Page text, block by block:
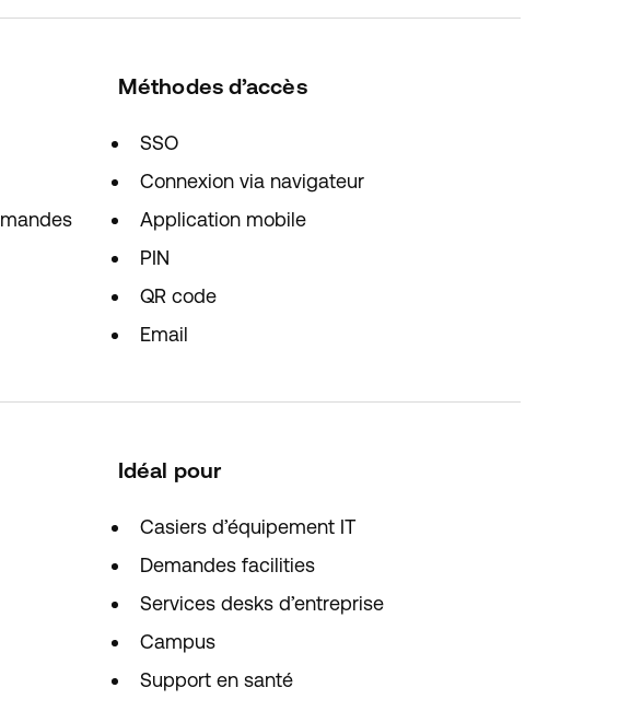
Méthodes d’accès
SSO
Connexion via navigateur
Application mobile
PIN
QR code
Email
Idéal pour
Casiers d’équipement IT
Demandes facilities
Services desks d’entreprise
Campus
Support en santé